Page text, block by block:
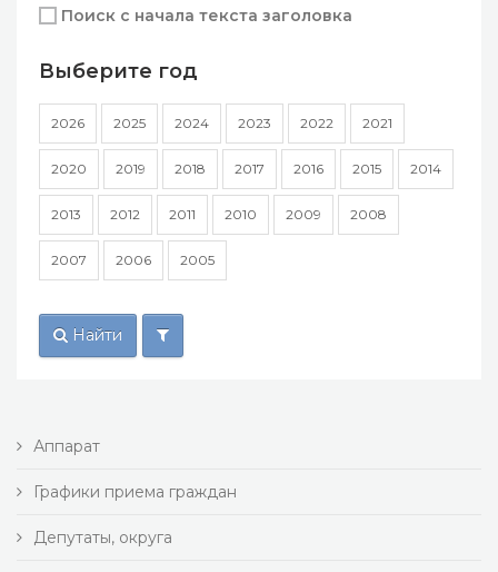
Поиск с начала текста заголовка
Выберите год
2026 2025 2024 2023 2022 2021
2020 2019 2018 2017 2016 2015 2014
2013 2012 2011 2010 2009 2008
2007 2006 2005
Найти
Аппарат
Графики приема граждан
Депутаты, округа